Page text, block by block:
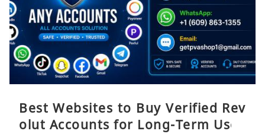
Best Websites to Buy Verified Rev
olut Accounts for Long-Term Use